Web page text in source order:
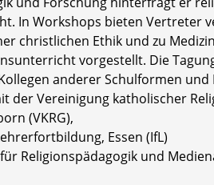
In Workshops bieten Vertreter
christlichen Ethik und zu
vorgestellt. Die
anderer Schulformen
der Vereinigung katholischer
(VKRG),
Essen (IfL)
Religionspädagogik und